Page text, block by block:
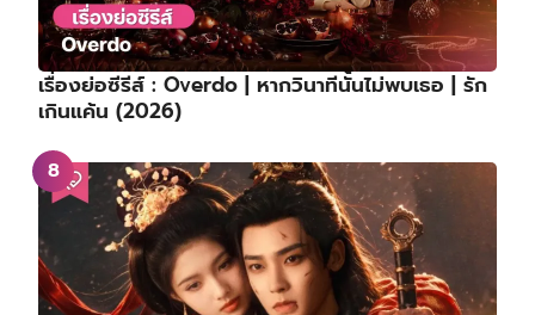
เรื่องย่อซีรีส์ : Overdo | หากวินาทีนั้นไม่พบเธอ | รัก
เกินแค้น (2026)